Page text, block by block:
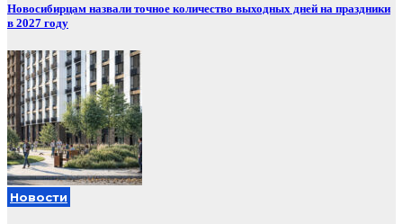
Новосибирцам назвали точное количество выходных дней на праздники
в 2027 году
Новости